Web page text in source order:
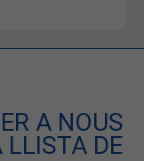
A NOUS
LLISTA DE